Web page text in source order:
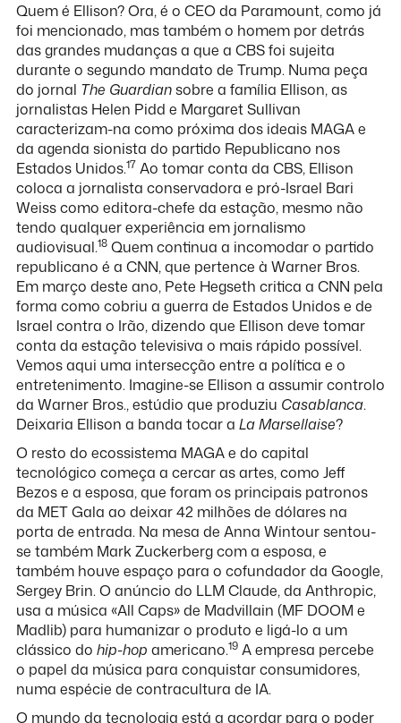
Quem é Ellison? Ora, é o CEO da Paramount, como já
foi mencionado, mas também o homem por detrás
das grandes mudanças a que a CBS foi sujeita
durante o segundo mandato de Trump. Numa peça
do jornal The Guardiansobre a família Ellison, as
jornalistas Helen Pidd e Margaret Sullivan
caracterizam-na como próxima dos ideais MAGA e
da agenda sionista do partido Republicano nos
Estados Unidos.17 Ao tomar conta da CBS, Ellison
coloca a jornalista conservadora e pró-Israel Bari
Weiss como editora-chefe da estação, mesmo não
tendo qualquer experiência em jornalismo
audiovisual.18 Quem continua a incomodar o partido
republicano é a CNN, que pertence à Warner Bros.
Em março deste ano, Pete Hegseth critica a CNN pela
forma como cobriu a guerra de Estados Unidos e de
Israel contra o Irão, dizendo que Ellison deve tomar
conta da estação televisiva o mais rápido possível.
Vemos aqui uma intersecção entre a política e o
entretenimento. Imagine-se Ellison a assumir controlo
da Warner Bros., estúdio que produziu Casablanca.
Deixaria Ellison a banda tocar a La Marsellaise?
O resto do ecossistema MAGA e do capital
tecnológico começa a cercar as artes, como Jeff
Bezos e a esposa, que foram os principais patronos
da MET Gala ao deixar 42 milhões de dólares na
porta de entrada. Na mesa de Anna Wintour sentou-
se também Mark Zuckerberg com a esposa, e
também houve espaço para o cofundador da Google,
Sergey Brin. O anúncio do LLM Claude, da Anthropic,
usa a música «All Caps» de Madvillain (MF DOOM e
Madlib) para humanizar o produto e ligá-lo a um
clássico do hip-hop americano.19 A empresa percebe
o papel da música para conquistar consumidores,
numa espécie de contracultura de IA.
O mundo da tecnologia está a acordar para o poder